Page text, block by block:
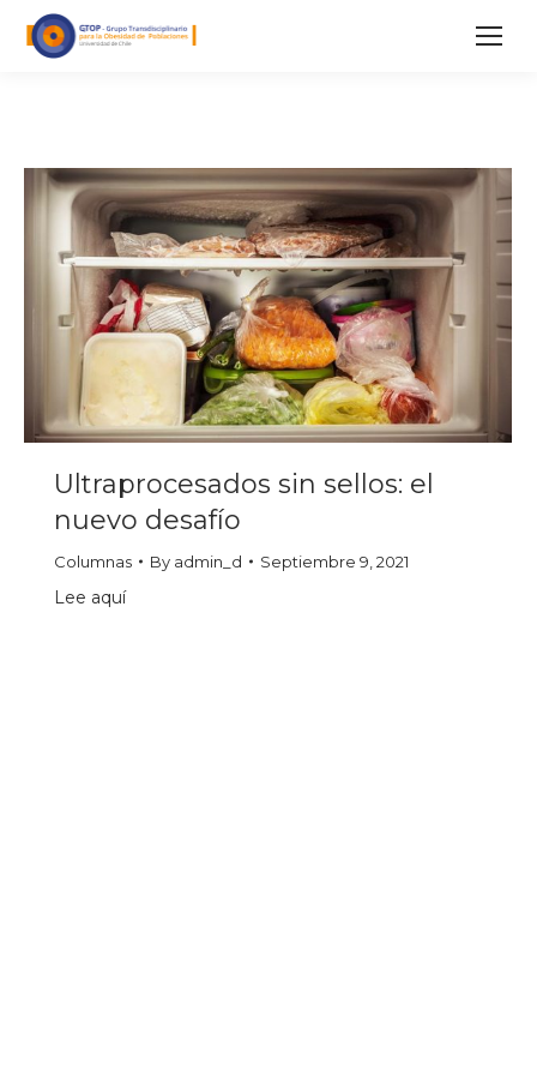
Ultraprocesados sin sellos: el
nuevo desafío
Columnas By admin_d Septiembre 9, 2021
Lee aquí